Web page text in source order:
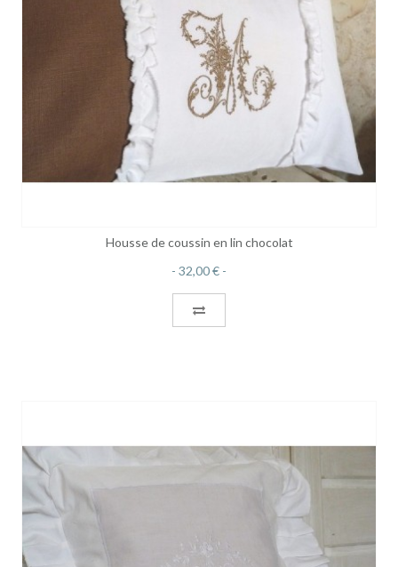
Housse de coussin en lin chocolat
32,00 €